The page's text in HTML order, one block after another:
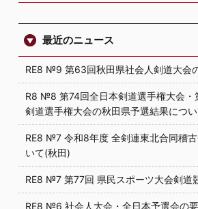
最近のニュース
RE8 №9 第63回秋田県社会人剣道大会
R8 №8 第74回全日本剣道選手権大会・
剣道選手権大会の秋田県予選結果につ
RE8 №7 令和8年度 全剣連東北合同稽
いて(秋田)
RE8 №7 第77回 県民スポーツ大会剣道
RE8 №6 社会人大会・全日本予選会の